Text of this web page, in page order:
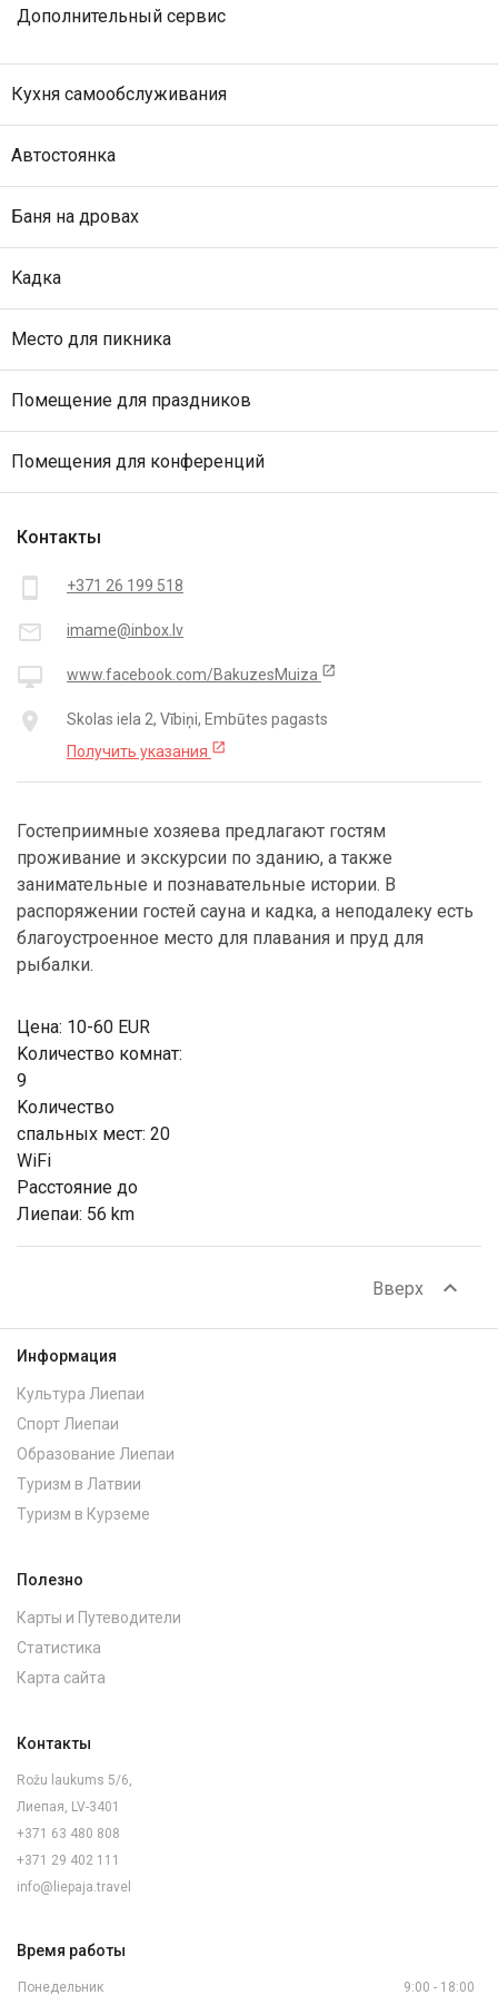
Цена: 10-60 EUR
Kоличество комнат:
9
Kоличество
спальных мест: 20
WiFi
Расстояние до
Лиепаи: 56 km
Контакты
smartphone +371 26 199 518
mail_outline imame@inbox.lv
desktop_mac www.facebook.com/BakuzesMuiza open_in_new
place
Skolas iela 2, Vībiņi, Embūtes pagasts
Получить указания open_in_new
Гостеприимные хозяева предлагают гостям
проживание и экскурсии по зданию, а также
занимательные и познавательные истории. В
распоряжении гостей сауна и кадка, а неподалеку есть
благоустроенное место для плавания и пруд для
рыбалки.
Дополнительный сервис
Кухня самообслуживания
Автостоянка
Баня на дровах
Kадкa
Место для пикника
Помещение для праздников
Помещения для конференций
Вверх expand_less
Информация
Культура Лиепаи
Спорт Лиепаи
Образование Лиепаи
Туризм в Латвии
Туризм в Курземе
Полезно
Карты и Путеводители
Статистика
Карта сайта
Контакты
Rožu laukums 5/6,
Лиепая, LV-3401
+371 63 480 808
+371 29 402 111
info@liepaja.travel
Время работы
Понедельник 9:00 - 18:00